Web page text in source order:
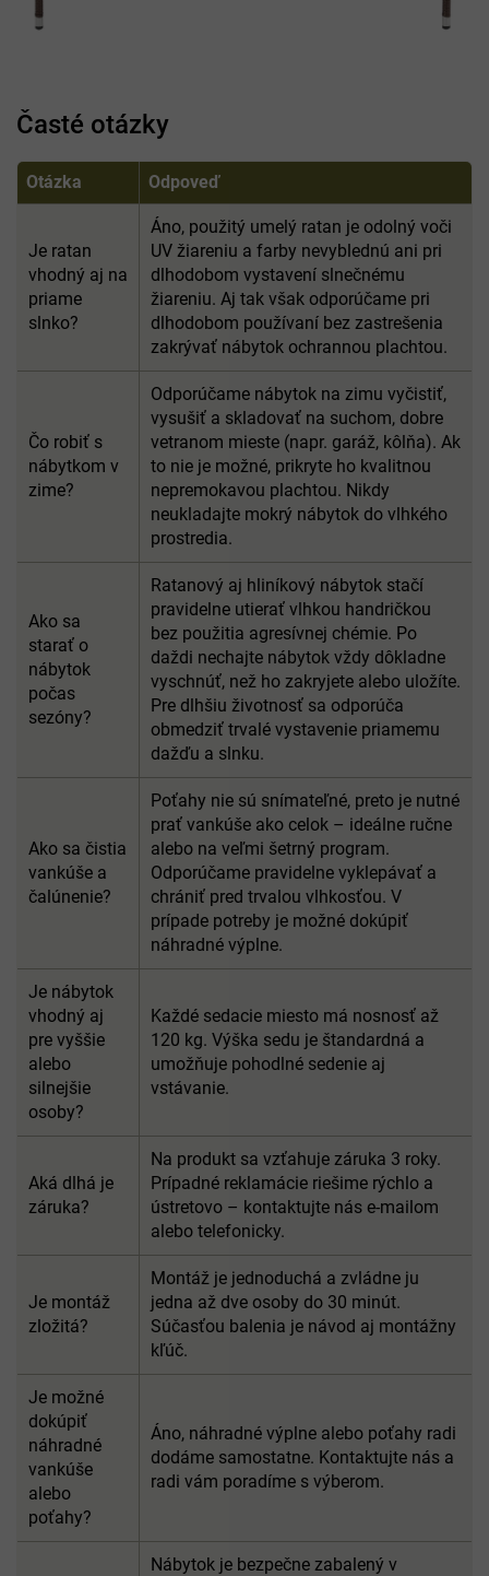
Časté otázky
Otázka Odpoveď
Je ratan
vhodný aj na
priame
slnko?
Áno, použitý umelý ratan je odolný voči
UV žiareniu a farby nevyblednú ani pri
dlhodobom vystavení slnečnému
žiareniu. Aj tak však odporúčame pri
dlhodobom používaní bez zastrešenia
zakrývať nábytok ochrannou plachtou.
Čo robiť s
nábytkom v
zime?
Odporúčame nábytok na zimu vyčistiť,
vysušiť a skladovať na suchom, dobre
vetranom mieste (napr. garáž, kôlňa). Ak
to nie je možné, prikryte ho kvalitnou
nepremokavou plachtou. Nikdy
neukladajte mokrý nábytok do vlhkého
prostredia.
Ako sa
starať o
nábytok
počas
sezóny?
Ratanový aj hliníkový nábytok stačí
pravidelne utierať vlhkou handričkou
bez použitia agresívnej chémie. Po
daždi nechajte nábytok vždy dôkladne
vyschnúť, než ho zakryjete alebo uložíte.
Pre dlhšiu životnosť sa odporúča
obmedziť trvalé vystavenie priamemu
dažďu a slnku.
Ako sa čistia
vankúše a
čalúnenie?
Poťahy nie sú snímateľné, preto je nutné
prať vankúše ako celok – ideálne ručne
alebo na veľmi šetrný program.
Odporúčame pravidelne vyklepávať a
chrániť pred trvalou vlhkosťou. V
prípade potreby je možné dokúpiť
náhradné výplne.
Je nábytok
vhodný aj
pre vyššie
alebo
silnejšie
osoby?
Každé sedacie miesto má nosnosť až
120 kg. Výška sedu je štandardná a
umožňuje pohodlné sedenie aj
vstávanie.
Aká dlhá je
záruka?
Na produkt sa vzťahuje záruka 3 roky.
Prípadné reklamácie riešime rýchlo a
ústretovo – kontaktujte nás e-mailom
alebo telefonicky.
Je montáž
zložitá?
Montáž je jednoduchá a zvládne ju
jedna až dve osoby do 30 minút.
Súčasťou balenia je návod aj montážny
kľúč.
Je možné
dokúpiť
náhradné
vankúše
alebo
poťahy?
Áno, náhradné výplne alebo poťahy radi
dodáme samostatne. Kontaktujte nás a
radi vám poradíme s výberom.
Nábytok je bezpečne zabalený v